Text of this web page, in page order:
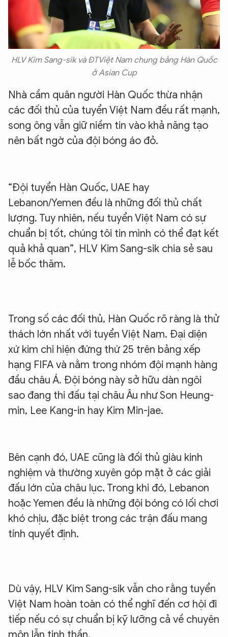
HLV Kim Sang-sik và ĐTViệt Nam chung bảng Hàn Quốc
ở Asian Cup
Nhà cầm quân người Hàn Quốc thừa nhận
các đối thủ của tuyển Việt Nam đều rất mạnh,
song ông vẫn giữ niềm tin vào khả năng tạo
nên bất ngờ của đội bóng áo đỏ.
“Đội tuyển Hàn Quốc, UAE hay
Lebanon/Yemen đều là những đối thủ chất
lượng. Tuy nhiên, nếu tuyển Việt Nam có sự
chuẩn bị tốt, chúng tôi tin mình có thể đạt kết
quả khả quan”, HLV Kim Sang-sik chia sẻ sau
lễ bốc thăm.
Trong số các đối thủ, Hàn Quốc rõ ràng là thử
thách lớn nhất với tuyển Việt Nam. Đại diện
xứ kim chi hiện đứng thứ 25 trên bảng xếp
hạng FIFA và nằm trong nhóm đội mạnh hàng
đầu châu Á. Đội bóng này sở hữu dàn ngôi
sao đang thi đấu tại châu Âu như Son Heung-
min, Lee Kang-in hay Kim Min-jae.
Bên cạnh đó, UAE cũng là đối thủ giàu kinh
nghiệm và thường xuyên góp mặt ở các giải
đấu lớn của châu lục. Trong khi đó, Lebanon
hoặc Yemen đều là những đội bóng có lối chơi
khó chịu, đặc biệt trong các trận đấu mang
tính quyết định.
Dù vậy, HLV Kim Sang-sik vẫn cho rằng tuyển
Việt Nam hoàn toàn có thể nghĩ đến cơ hội đi
tiếp nếu có sự chuẩn bị kỹ lưỡng cả về chuyên